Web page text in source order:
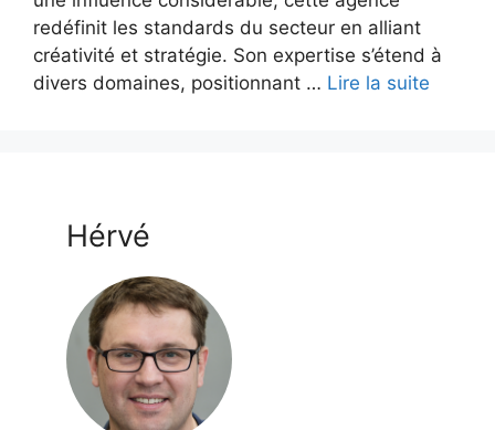
redéfinit les standards du secteur en alliant
créativité et stratégie. Son expertise s’étend à
divers domaines, positionnant … Lire la suite
Hérvé